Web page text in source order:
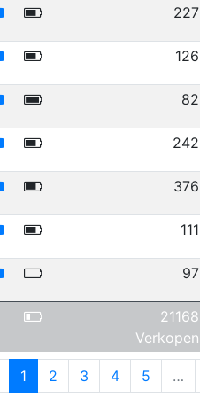
227
126
82
242
376
111
97
21168
Verkopen
1 2 3 4 5 …